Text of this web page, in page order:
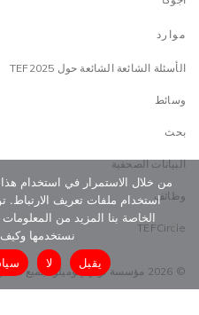
موارد
الأسئلة الشائعة الشائعة حول TEF2025
وسائط
بحث
البيانات الصحفية
وظائف
TEFCircle
© 2026 مؤسسة توني إلوميلو. جميع الحقوق محفوظة
من خلال الاستمرار في استخدام هذا
استخدام ملفات تعريف الارتباط.
الخاصة بنا المزيد من
نستخدمها وكيف
يقبل
لا